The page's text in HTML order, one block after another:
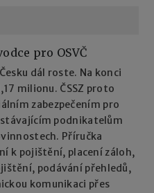
pro OSVČ
dál roste. Na konci
milionu. ČSSZ proto
zabezpečením pro
stávajícím podnikatelům
Příručka
k pojištění, placení záloh,
podávání přehledů,
komunikaci přes